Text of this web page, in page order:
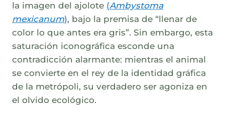
la imagen del ajolote (Ambystoma
mexicanum), bajo la premisa de “llenar de
color lo que antes era gris”. Sin embargo, esta
saturación iconográfica esconde una
contradicción alarmante: mientras el animal
se convierte en el rey de la identidad gráfica
de la metrópoli, su verdadero ser agoniza en
el olvido ecológico.